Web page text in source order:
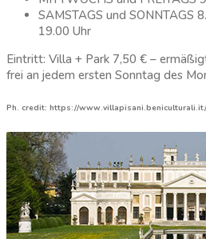
SAMSTAGS und SONNTAGS
19.00 Uhr
Eintritt: Villa + Park 7,50 € –
frei an jedem ersten Sonntag des
Ph. credit: https://www.villapisani.beniculturali.it/